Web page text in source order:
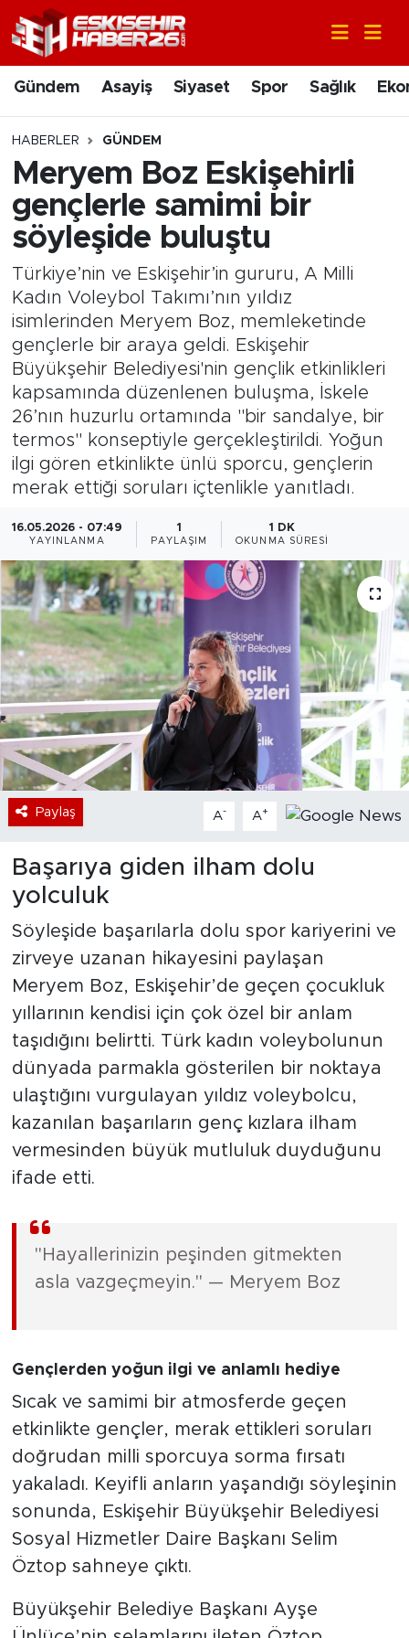
Gündem Asayiş Siyaset Spor Sağlık
HABERLER GÜNDEM
Meryem Boz Eskişehirli
gençlerle samimi bir
söyleşide buluştu
Türkiye’nin ve Eskişehir’in gururu, A Milli
Kadın Voleybol Takımı’nın yıldız
isimlerinden Meryem Boz, memleketinde
gençlerle bir araya geldi. Eskişehir
Büyükşehir Belediyesi'nin gençlik etkinlikleri
kapsamında düzenlenen buluşma, İskele
26’nın huzurlu ortamında "bir sandalye, bir
termos" konseptiyle gerçekleştirildi. Yoğun
ilgi gören etkinlikte ünlü sporcu, gençlerin
merak ettiği soruları içtenlikle yanıtladı.
16.05.2026 - 07:49
YAYINLANMA
1
PAYLAŞIM
1 DK
OKUNMA SÜRESI
Paylaş A- A+
Başarıya giden ilham dolu
yolculuk
Söyleşide başarılarla dolu spor kariyerini ve
zirveye uzanan hikayesini paylaşan
Meryem Boz, Eskişehir’de geçen çocukluk
yıllarının kendisi için çok özel bir anlam
taşıdığını belirtti. Türk kadın voleybolunun
dünyada parmakla gösterilen bir noktaya
ulaştığını vurgulayan yıldız voleybolcu,
kazanılan başarıların genç kızlara ilham
vermesinden büyük mutluluk duyduğunu
ifade etti.
"Hayallerinizin peşinden gitmekten
asla vazgeçmeyin." — Meryem Boz
Gençlerden yoğun ilgi ve anlamlı hediye
Sıcak ve samimi bir atmosferde geçen
etkinlikte gençler, merak ettikleri soruları
doğrudan milli sporcuya sorma fırsatı
yakaladı. Keyifli anların yaşandığı söyleşinin
sonunda, Eskişehir Büyükşehir Belediyesi
Sosyal Hizmetler Daire Başkanı Selim
Öztop sahneye çıktı.
Büyükşehir Belediye Başkanı Ayşe
Gündem
Asayiş
Spor
Sağlık
Ekonomi
Eğitim
Sanat
Bölge
Teknoloji
Magazin
Dünya
Sektör
Nöbetçi Eczaneler
Hava Durumu
Trafik Durumu
Süper Lig Puan Durumu ve Fikstür
Tüm Manşetler
Son Dakika Haberleri
Haber Arşivi